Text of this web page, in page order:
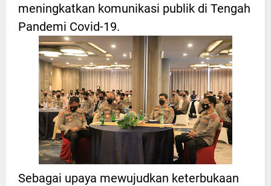
meningkatkan komunikasi publik di Tengah
Pandemi Covid-19.
Sebagai upaya mewujudkan keterbukaan